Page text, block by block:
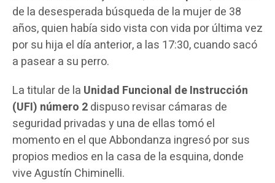
de la desesperada búsqueda de la mujer de 38
años, quien había sido vista con vida por última vez
por su hija el día anterior, a las 17:30, cuando sacó
a pasear a su perro.
La titular de la Unidad Funcional de Instrucción
(UFI) número 2dispuso revisar cámaras de
seguridad privadas y una de ellas tomó el
momento en el que Abbondanza ingresó por sus
propios medios en la casa de la esquina, donde
vive Agustín Chiminelli.